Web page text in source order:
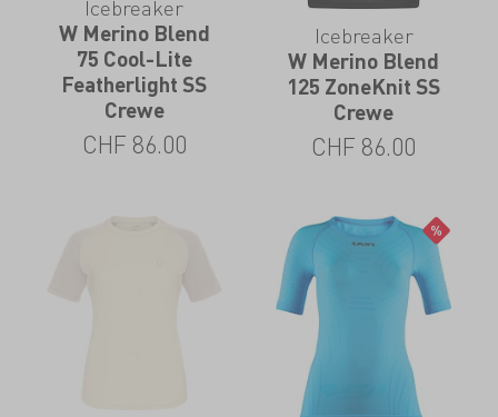
Icebreaker
W Merino Blend
75 Cool-Lite
Featherlight SS
Crewe
CHF 86.00
Icebreaker
W Merino Blend
125 ZoneKnit SS
Crewe
CHF 86.00